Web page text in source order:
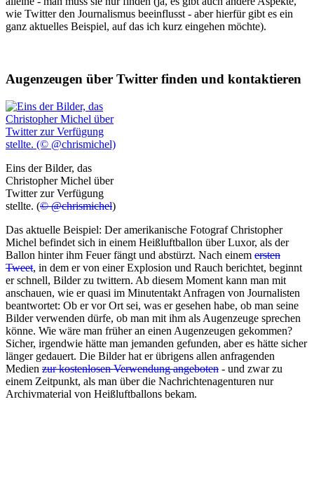
wie Twitter den Journalismus beeinflusst - aber hierfür gibt es ein
ganz aktuelles Beispiel, auf das ich kurz eingehen möchte).
Augenzeugen über Twitter finden und kontaktieren
Eins der Bilder, das
Christopher Michel über
Twitter zur Verfügung
stellte. (© @chrismichel)
Das aktuelle Beispiel: Der amerikanische Fotograf Christopher
Michel befindet sich in einem Heißluftballon über Luxor, als der
Ballon hinter ihm Feuer fängt und abstürzt. Nach einem ersten
Tweet, in dem er von einer Explosion und Rauch berichtet, beginnt
er schnell, Bilder zu twittern. Ab diesem Moment kann man mit
anschauen, wie er quasi im Minutentakt Anfragen von Journalisten
beantwortet: Ob er vor Ort sei, was er gesehen habe, ob man seine
Bilder verwenden dürfe, ob man mit ihm als Augenzeuge sprechen
könne. Wie wäre man früher an einen Augenzeugen gekommen?
Sicher, irgendwie hätte man jemanden gefunden, aber es hätte sicher
länger gedauert. Die Bilder hat er übrigens allen anfragenden
Medien zur kostenlosen Verwendung angeboten - und zwar zu
einem Zeitpunkt, als man über die Nachrichtenagenturen nur
Archivmaterial von Heißluftballons bekam.